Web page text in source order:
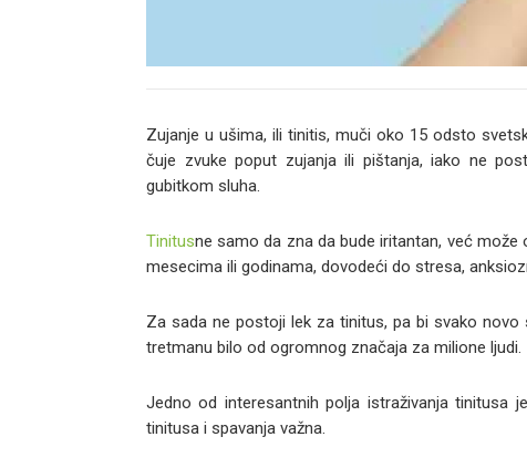
Zujanje u ušima, ili tinitis, muči oko 15 odsto
čuje zvuke poput zujanja ili pištanja, iako ne
gubitkom sluha.
Tinitusne samo da zna da bude iritantan, već
mesecima ili godinama, dovodeći do stresa,
Za sada ne postoji lek za tinitus, pa bi svako
tretmanu bilo od ogromnog značaja za milione ljudi.
Jedno od interesantnih polja istraživanja tinitusa
tinitusa i spavanja važna.